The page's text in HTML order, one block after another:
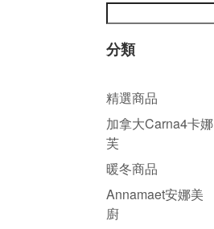
分類
精選商品
加拿大Carna4卡娜
芙
暖冬商品
Annamaet安娜美
廚